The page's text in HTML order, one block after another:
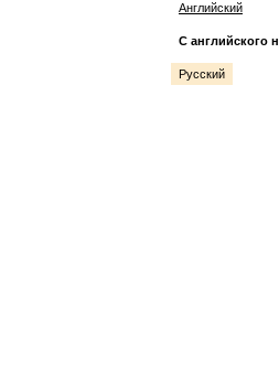
Английский
С английского
Русский